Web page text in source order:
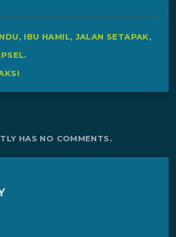
, IBU HAMIL, JALAN SETAPAK,
.
HAS NO COMMENTS.